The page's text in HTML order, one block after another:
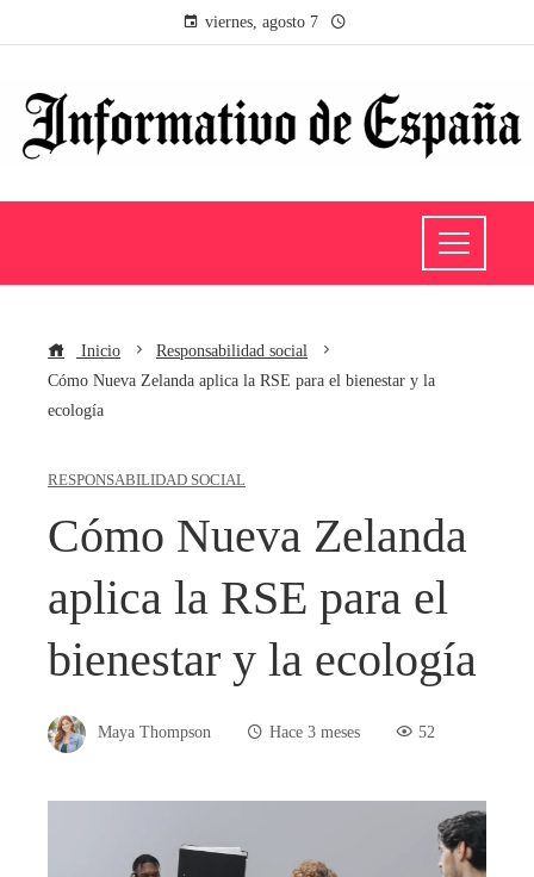
viernes, agosto 7
Inicio
Responsabilidad social
Cómo Nueva Zelanda aplica la RSE para el bienestar y la
ecología
RESPONSABILIDAD SOCIAL
Cómo Nueva Zelanda
aplica la RSE para el
bienestar y la ecología
Maya Thompson Hace 3 meses 52